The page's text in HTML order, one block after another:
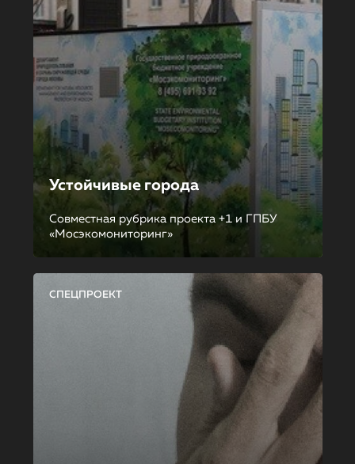
Устойчивые города
Совместная рубрика проекта +1 и ГПБУ
«Мосэкомониторинг»
СПЕЦПРОЕКТ